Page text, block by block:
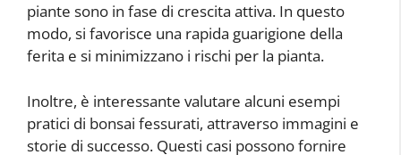
piante sono in fase di crescita attiva. In questo
modo, si favorisce una rapida guarigione della
ferita e si minimizzano i rischi per la pianta.
Inoltre, è interessante valutare alcuni esempi
pratici di bonsai fessurati, attraverso immagini e
storie di successo. Questi casi possono fornire